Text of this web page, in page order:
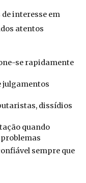
interesse em
atentos
se rapidamente
julgamentos
dissídios
quando
sempre que